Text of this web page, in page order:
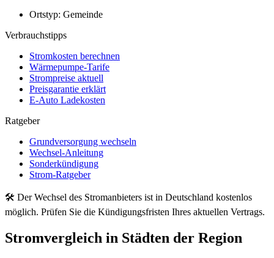
Ortstyp: Gemeinde
Verbrauchstipps
Stromkosten berechnen
Wärmepumpe-Tarife
Strompreise aktuell
Preisgarantie erklärt
E-Auto Ladekosten
Ratgeber
Grundversorgung wechseln
Wechsel-Anleitung
Sonderkündigung
Strom-Ratgeber
🛠 Der Wechsel des Stromanbieters ist in Deutschland kostenlos
möglich. Prüfen Sie die Kündigungsfristen Ihres aktuellen Vertrags.
Stromvergleich in Städten der Region